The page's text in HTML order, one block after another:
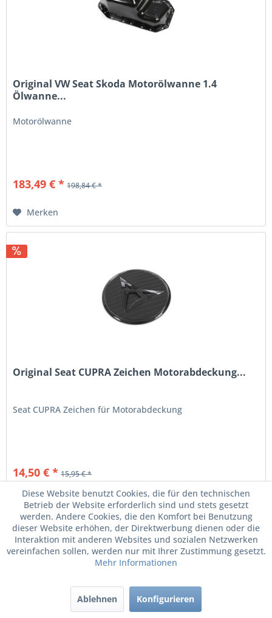
Original VW Seat Skoda Motorölwanne 1.4
Ölwanne...
Motorölwanne
183,49 € * 198,84 € *
Merken
Original Seat CUPRA Zeichen Motorabdeckung...
Seat CUPRA Zeichen für Motorabdeckung
14,50 € * 15,95 € *
Merken
Diese Website benutzt Cookies, die für den technischen
Betrieb der Website erforderlich sind und stets gesetzt
werden. Andere Cookies, die den Komfort bei Benutzung
dieser Website erhöhen, der Direktwerbung dienen oder die
Interaktion mit anderen Websites und sozialen Netzwerken
vereinfachen sollen, werden nur mit Ihrer Zustimmung gesetzt.
Mehr Informationen
Ablehnen Konfigurieren